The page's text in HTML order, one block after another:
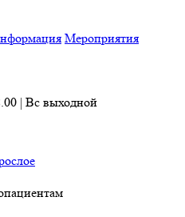
Мероприятия
| Вс выходной